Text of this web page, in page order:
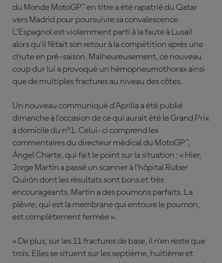
du Monde MotoGP™ en titre a été rapatrié du Qatar
vers Madrid pour poursuivre sa convalescence.
L'Espagnol est violemment parti à la faute à Lusail
alors qu'il fêtait son retour à la compétition après une
chute en pré-saison. Malheureusement, ce nouveau
coup dur lui a provoqué un hémopneumothorax ainsi
que de multiples fractures au niveau des côtes.
Un nouveau communiqué d'Aprilia a été publié
dimanche à l'occasion de ce qui aurait été le Grand Prix
à domicile du n°1. Celui-ci comprend les
commentaires du directeur médical du MotoGP™,
Ángel Charte, qui fait le point sur la situation : « Hier,
Jorge Martín a passé un scanner à l'hôpital Ruber
Quirón dont les résultats sont bons et très
encourageants. Martín a des poumons parfaits. La
plèvre, qui est la membrane qui entoure le poumon,
est complètement fermée ».
« De plus, sur les 11 fractures de base, il n'en reste que
trois. Elles se situent sur les septième, huitième et